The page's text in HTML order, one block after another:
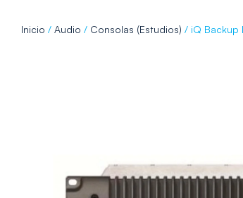
Inicio / Audio / Consolas (Estudios) / iQ Backup